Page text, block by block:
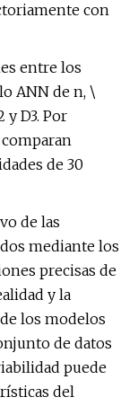
con
entre los
ANN de n, \
y D3. Por
de 30
de las
mediante los
precisas de
y la
los modelos
de datos
puede
del